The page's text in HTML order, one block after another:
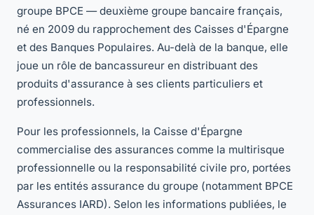
groupe BPCE — deuxième groupe bancaire français,
né en 2009 du rapprochement des Caisses d'Épargne
et des Banques Populaires. Au-delà de la banque, elle
joue un rôle de bancassureur en distribuant des
produits d'assurance à ses clients particuliers et
professionnels.
Pour les professionnels, la Caisse d'Épargne
commercialise des assurances comme la multirisque
professionnelle ou la responsabilité civile pro, portées
par les entités assurance du groupe (notamment BPCE
Assurances IARD). Selon les informations publiées, le